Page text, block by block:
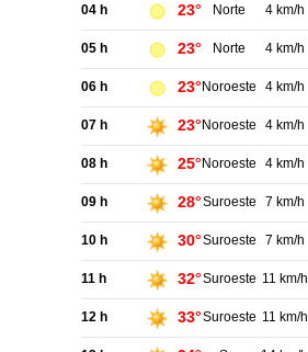
04 h 23° Norte 4 km/h
05 h 23° Norte 4 km/h
06 h 23° Noroeste 4 km/h
07 h 23° Noroeste 4 km/h
08 h 25° Noroeste 4 km/h
09 h 28°Suroeste 7 km/h
10 h 30°Suroeste 7 km/h
11 h 32°Suroeste 11 km/h
12 h 33°Suroeste 11 km/h